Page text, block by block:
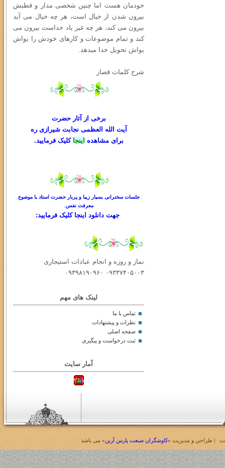
خودمان هست اما چنین شخصی مدار و قطبش
بیرون شدن از خیال است، هر چه خیال می آید
بیرون می کند، هر چه غیر یاد خداست بیرون می
کند و تمام موضوعات و کارهای خودش را یواش
یواش تحویل خدا میدهد.
شرح کلمات قصار
برخی از آثار حضرت
آیت الله العظمی نجابت شیرازی ره
برای مشاهده اینجا کلیک فرمایید.
جلسات سخنرانی بسیار زیبا و پربار حضرت استاد با موضوع
معرفت نفس.
جهت دانلود اینجا کلیک فرمایید:
نماز و روزه و انجام عبادات استیجاری
۰۹۳۳۷۴۰۵۰۰۳ ۰۹۳۹۸۱۹۰۹۶۰
لینک های مهم
تماس با ما
نظرات و پیشنهادات
صفحه اصلی
ثبت درخواست و پیگیری
آمار سایت
| طراحي و مديريت «کاوشگران صنعت پارس آرین» می باشد